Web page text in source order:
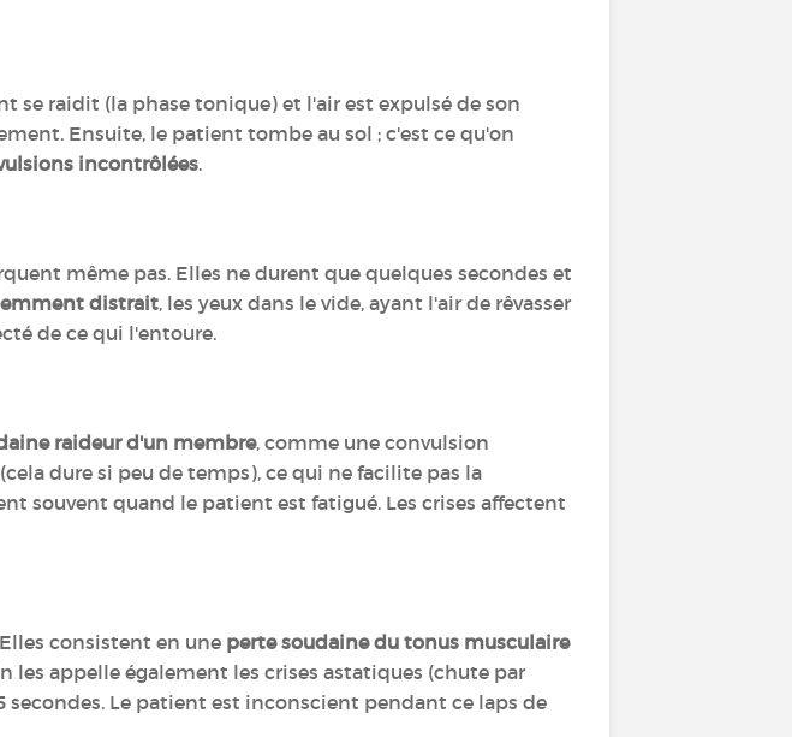
se raidit (la phase tonique) et l'air est expulsé de son
Ensuite, le patient tombe au sol ; c'est ce qu'on
incontrôlées.
même pas. Elles ne durent que quelques secondes et
distrait, les yeux dans le vide, ayant l'air de rêvasser
de ce qui l'entoure.
raideur d'un membre, comme une convulsion
dure si peu de temps), ce qui ne facilite pas la
souvent quand le patient est fatigué. Les crises affectent
consistent en une perte soudaine du tonus musculaire
les appelle également les crises astatiques (chute par
secondes. Le patient est inconscient pendant ce laps de